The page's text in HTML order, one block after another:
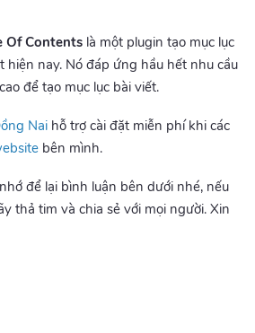
Of Contents là một plugin tạo mục lục
hiện nay. Nó đáp ứng hầu hết nhu cầu
để tạo mục lục bài viết.
Nai hỗ trợ cài đặt miễn phí khi các
bên mình.
để lại bình luận bên dưới nhé, nếu
thả tim và chia sẻ với mọi người. Xin